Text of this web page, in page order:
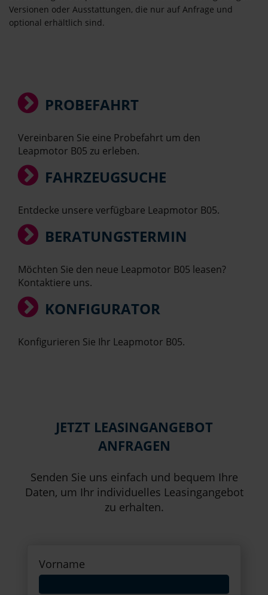
Versionen oder Ausstattungen, die nur auf Anfrage und
optional erhältlich sind.
PROBEFAHRT
Vereinbaren Sie eine Probefahrt um den
Leapmotor B05 zu erleben.
FAHRZEUGSUCHE
Entdecke unsere verfügbare Leapmotor B05.
BERATUNGSTERMIN
Möchten Sie den neue Leapmotor B05 leasen?
Kontaktiere uns.
KONFIGURATOR
Konfigurieren Sie Ihr Leapmotor B05.
JETZT LEASINGANGEBOT
ANFRAGEN
Senden Sie uns einfach und bequem Ihre
Daten, um Ihr individuelles Leasingangebot
zu erhalten.
Vorname